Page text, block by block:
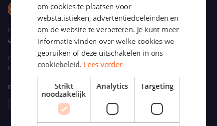
chauffeur.nl
Het platform voor professionele chauffeurs
en werkgevers in Nederland.
Onderdeel van de ChauffeurPRO Dienstengroep,
met Brussaard Chauffeursdiensten en BRUSECO.
BLIJF OP DE HOOGTE
Aanmelden
om cookies te plaatsen voor
webstatistieken, advertentiedoeleinden en
om de website te verbeteren. Je kunt meer
informatie vinden over welke cookies we
gebruiken of deze uitschakelen in ons
cookiebeleid. Lees verder
Strikt
noodzakelijk
Analytics Targeting